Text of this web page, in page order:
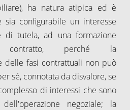
ha natura atipica ed è
sia configurabile un interesse
di tutela, ad una formazione
contratto, perché la
delle fasi contrattuali non può
sé, connotata da disvalore, se
di interessi che sono
negoziale; la